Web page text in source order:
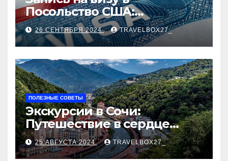
Посольство США:
Пошаговое руководство
26 СЕНТЯБРЯ 2024 TRAVELBOX27_
ПОЛЕЗНЫЕ СОВЕТЫ
Экскурсии в Сочи:
Путешествие в сердце
Черноморского курорта
25 АВГУСТА 2024 TRAVELBOX27_